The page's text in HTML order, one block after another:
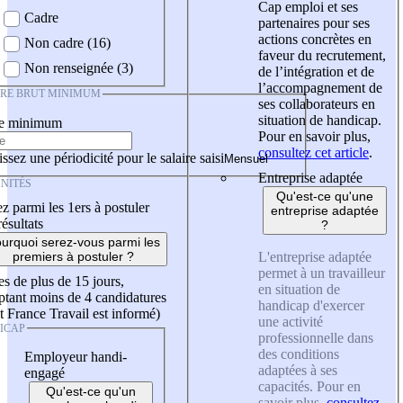
Cadre
Non cadre (16)
Non renseignée (3)
BRUT MINIMUM
minimum
une périodicité pour le salaire saisi
parmi les 1ers à postuler
serez-vous parmi les
premiers à postuler ?
de plus de 15 jours,
moins de 4 candidatures
France Travail est informé)
Employeur handi-
engagé
Qu'est-ce qu'un
Cap emploi et ses
partenaires pour ses
actions concrètes en
faveur du recrutement,
de l’intégration et de
l’accompagnement de
ses collaborateurs en
situation de handicap.
Pour en savoir plus,
consultez cet article.
Entreprise adaptée
Qu'est-ce qu'une
entreprise adaptée
?
L'entreprise adaptée
permet à un travailleur
en situation de
handicap d'exercer
une activité
professionnelle dans
des conditions
adaptées à ses
capacités. Pour en